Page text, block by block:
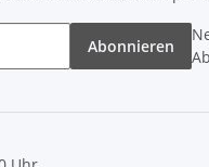
Abonnieren